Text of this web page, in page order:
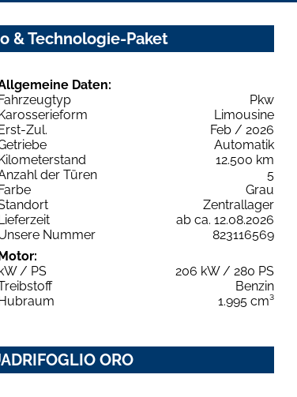
& Technologie-Paket
Daten:
Fahrzeugtyp
Pkw
Karosserieform
Limousine
Erst-Zul.
Feb / 2026
Automatik
Kilometerstand
12.500 km
der Türen
5
Farbe
Grau
Zentrallager
Lieferzeit
ab ca. 12.08.2026
Nummer
823116569
Motor:
kW / PS
206 kW / 280 PS
Benzin
Hubraum
1.995 cm³
ORO